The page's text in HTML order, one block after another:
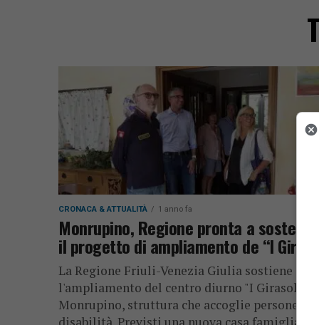
CRONACA & ATTUALITÀ 1 anno fa
Monrupino, Regione pronta a sostenere
il progetto di ampliamento de “I
La Regione Friuli-Venezia Giulia sostiene
l'ampliamento del centro diurno "I Girasoli" a
Monrupino, struttura che accoglie persone con